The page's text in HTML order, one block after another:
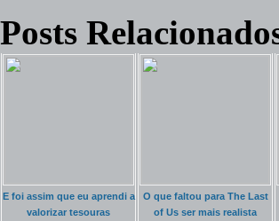
Posts
E foi assim que eu aprendi a
valorizar tesouras
O que faltou para The Last
of Us ser mais realista